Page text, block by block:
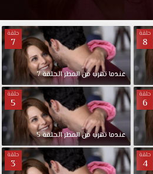
حلقة
8
حلقة
7
عندما تهرب من المطر الحلقة 7
حلقة
6
حلقة
5
عندما تهرب من المطر الحلقة 5
حلقة
4
حلقة
3